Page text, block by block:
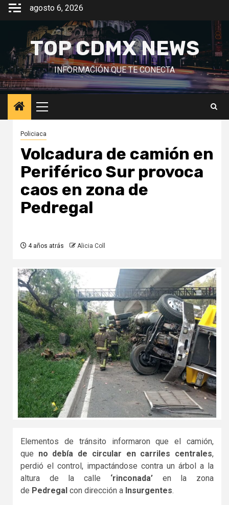
Saltar
contenido
agosto 6, 2026
TOP CDMX NEWS
INFORMACIÓN QUE TE CONECTA
Menú
principal
Policiaca
Volcadura de camión en
Periférico Sur provoca
caos en zona de
Pedregal
4 años atrás Alicia Coll
Elementos de tránsito informaron que el camión,
que no debía de circular en carriles centrales,
perdió el control, impactándose contra un árbol a la
altura de la calle ‘rinconada’en la zona
de Pedregal con dirección a Insurgentes.